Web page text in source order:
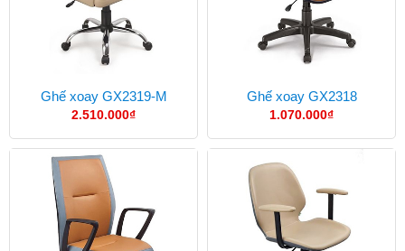
Ghế xoay GX2319-M
2.510.000₫
Ghế xoay GX2318
1.070.000₫